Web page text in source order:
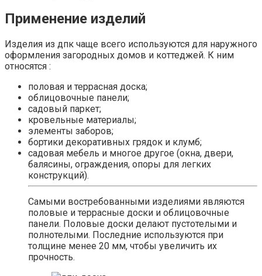
Применение изделий
Изделия из дпк чаще всего используются для наружного
оформления загородных домов и коттеджей. К ним
относятся :
половая и террасная доска;
облицовочные панели;
садовый паркет;
кровельные материалы;
элементы заборов;
бортики декоративных грядок и клумб;
садовая мебель и многое другое (окна, двери,
балясины, ограждения, опоры для легких
конструкций).
Самыми востребованными изделиями являются
половые и террасные доски и облицовочные
панели. Половые доски делают пустотелыми и
полнотелыми. Последние используются при
толщине менее 20 мм, чтобы увеличить их
прочность.